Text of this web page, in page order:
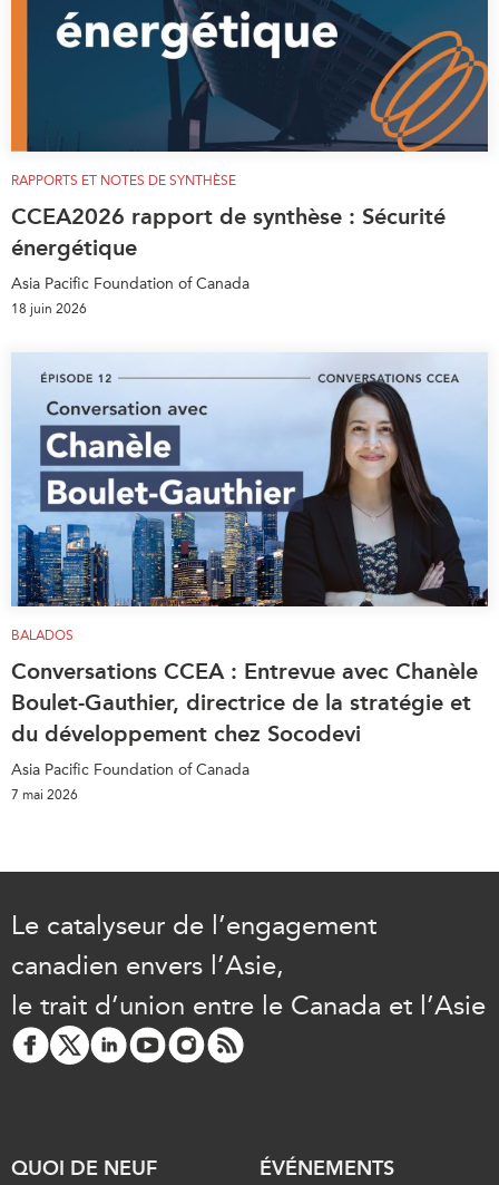
RAPPORTS ET NOTES DE SYNTHÈSE
CCEA2026 rapport de synthèse : Sécurité
énergétique
Asia Pacific Foundation of Canada
18 juin 2026
BALADOS
Conversations CCEA : Entrevue avec Chanèle
Boulet-Gauthier, directrice de la stratégie et
du développement chez Socodevi
Asia Pacific Foundation of Canada
7 mai 2026
Le catalyseur de l’engagement
canadien envers l’Asie,
le trait d’union entre le Canada et l’Asie
QUOI DE NEUF ÉVÉNEMENTS